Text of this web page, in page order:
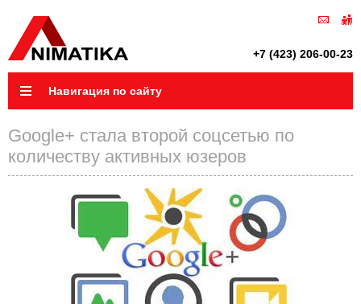
+7 (423) 206-00-23
Навигация по сайту
Google+ стала второй соцсетью по
количеству активных юзеров